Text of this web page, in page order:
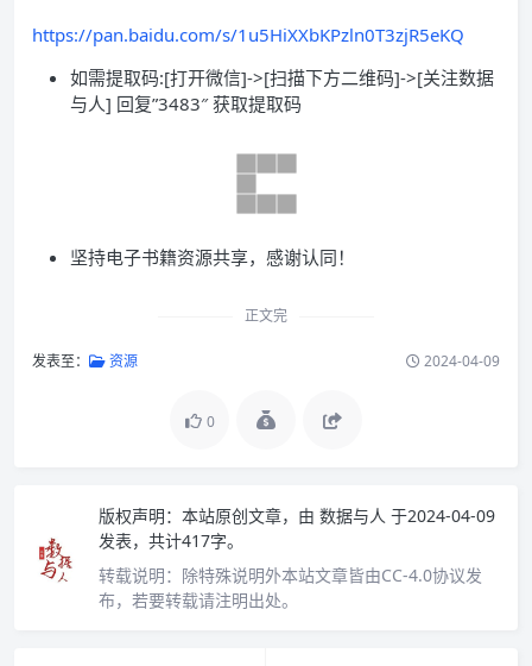
https://pan.baidu.com/s/1u5HiXXbKPzln0T3zjR5eKQ
如需提取码:[打开微信]->[扫描下方二维码]->[关注数据
与人] 回复”3483″ 获取提取码
坚持电子书籍资源共享，感谢认同！
正文完
发表至： 资源 2024-04-09
0
版权声明： 本站原创文章，由 数据与人 于2024-04-09
发表，共计417字。
转载说明： 除特殊说明外本站文章皆由CC-4.0协议发
布，若要转载请注明出处。